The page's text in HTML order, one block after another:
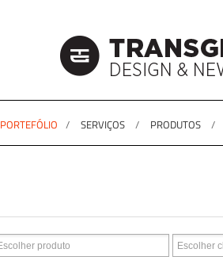
PORTEFÓLIO SERVIÇOS PRODUTOS